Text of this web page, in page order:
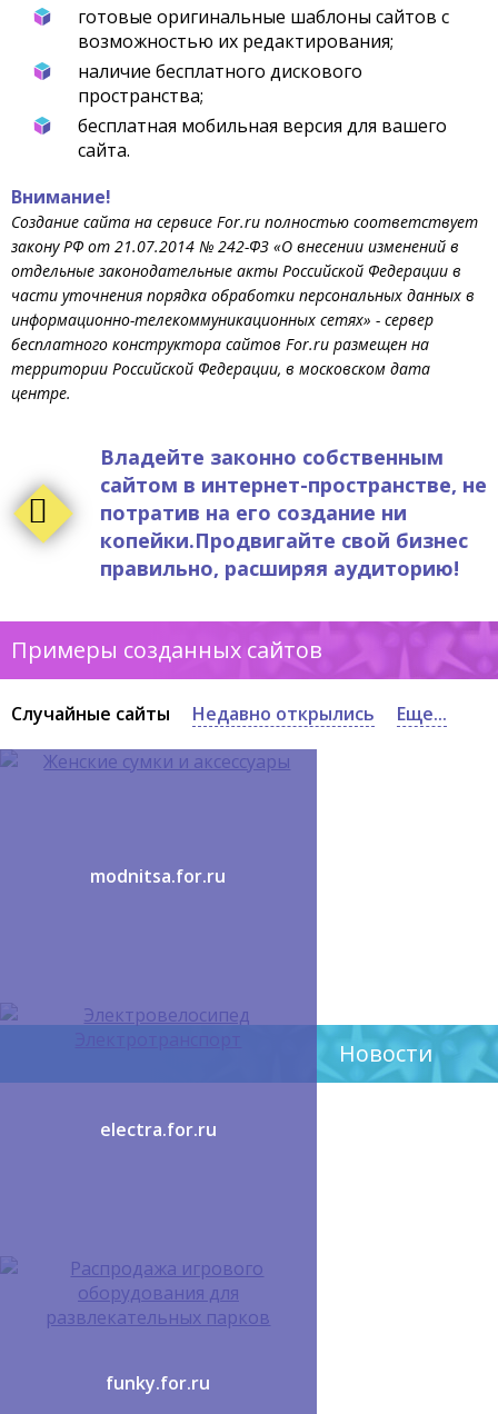
готовые оригинальные шаблоны сайтов с
возможностью их редактирования;
наличие бесплатного дискового
пространства;
бесплатная мобильная версия для вашего
сайта.
Внимание!
Создание сайта на сервисе For.ru полностью соответствует
закону РФ от 21.07.2014 № 242-ФЗ «О внесении изменений в
отдельные законодательные акты Российской Федерации в
части уточнения порядка обработки персональных данных в
информационно-телекоммуникационных сетях» - сервер
бесплатного конструктора сайтов For.ru размещен на
территории Российской Федерации, в московском дата
центре.
Владейте законно собственным
сайтом в интернет-пространстве, не
потратив на его создание ни
копейки.Продвигайте свой бизнес
правильно, расширяя аудиторию!
Примеры созданных сайтов
Случайные сайты Недавно открылись Еще...
modnitsa.for.ru
electra.for.ru
funky.for.ru
Новости